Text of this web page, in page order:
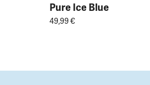
Pure Ice Blue
49,99 €